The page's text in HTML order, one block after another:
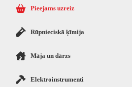
Pieejams uzreiz
Rūpnieciskā ķīmija
Māja un dārzs
Elektroinstrumenti